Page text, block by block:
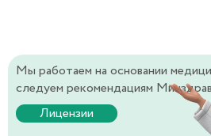
Мы работаем на основании
следуем рекомендациям
Лицензии